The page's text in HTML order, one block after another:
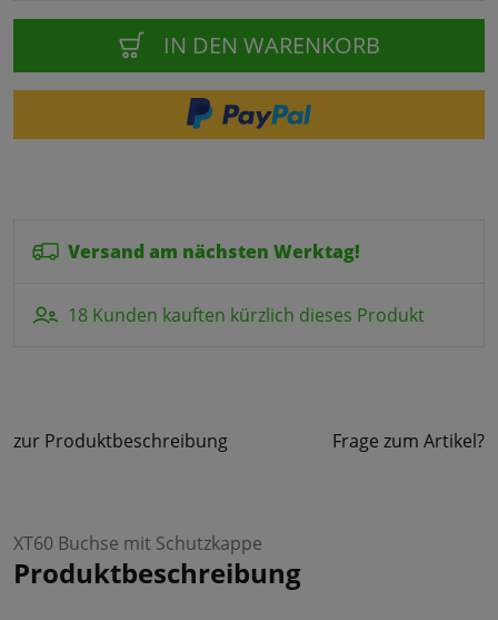
IN DEN WARENKORB
Versand am nächsten Werktag!
18 Kunden kauften kürzlich dieses Produkt
zur Produktbeschreibung Frage zum Artikel?
XT60 Buchse mit Schutzkappe
Produktbeschreibung